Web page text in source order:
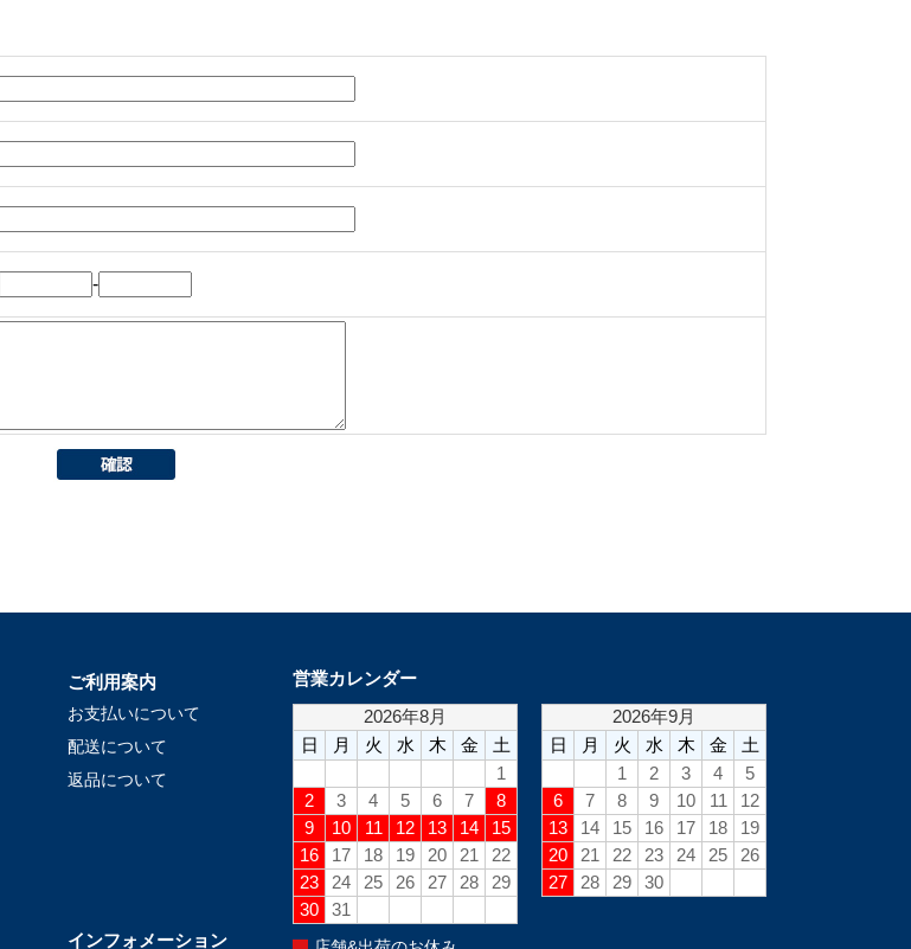
-
ご利用案内
お支払いについて
配送について
返品について
インフォメーション
営業カレンダー